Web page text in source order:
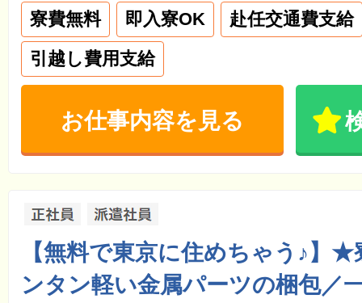
寮費無料 即入寮OK
赴任交通費支給
引越し費用支給
お仕事内容を見る
【無料で東京に住めちゃう♪】
ンタン軽い金属パーツの梱包／